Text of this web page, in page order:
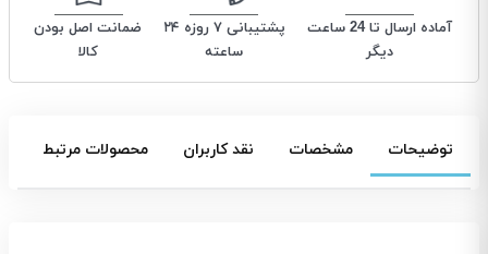
آماده ارسال تا 24 ساعت
دیگر
پشتیبانی ۷ روزه ۲۴
ساعته
ضمانت اصل بودن
کالا
توضیحات مشخصات نقد کاربران محصولات مرتبط